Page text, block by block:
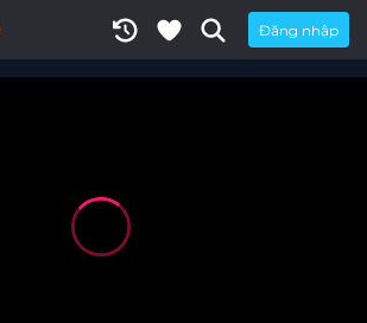
Đăng nhập